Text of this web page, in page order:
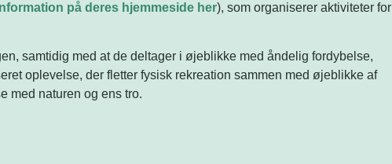
på deres hjemmeside her), som organiserer aktiviteter for
samtidig med at de deltager i øjeblikke med åndelig fordybelse,
oplevelse, der fletter fysisk rekreation sammen med øjeblikke af
med naturen og ens tro.